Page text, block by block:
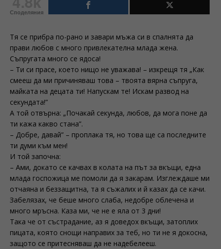
Споделяния
Тя се прибра по-рано и завари мъжа си в спалнята да
прави любов с много привлекателна млада жена.
Съпругата много се ядоса!
– Ти си прасе, което нищо не уважава! – изкрещя тя „Как
смееш да ми причиняваш това – твоята вярна съпруга,
майката на децата ти! Напускам те! Искам развод на
секундата!”
А той отвърна: „Почакай секунда, любов, да мога поне да
ти кажа какво стана”.
– Добре, давай” – проплака тя, но това ще са последните
ти думи към мен!
И той започна:
– Ами, докато се качвах в колата на път за вкъщи, една
млада госпожица ме помоли да я закарам. Изглеждаше ми
отчаяна и беззащитна, та я съжалих и й казах да се качи.
Забелязах, че беше много слаба, недобре облечена и
много мръсна. Каза ми, че не е яла от 3 дни!
Така че от състрадание, аз я доведох вкъщи, затоплих
пицата, която снощи направих за теб, но ти не я докосна,
защото се притесняваш да не надебелееш.